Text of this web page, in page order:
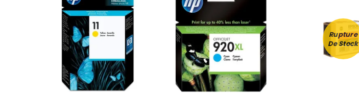
Rupture
De Stock